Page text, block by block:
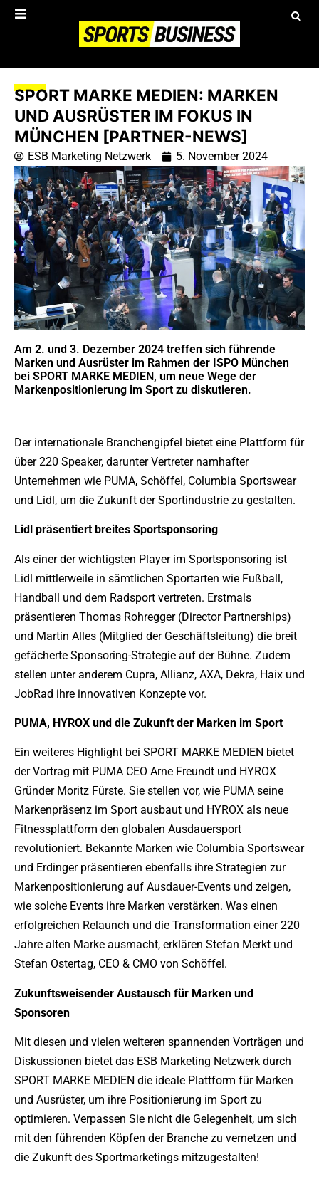
SPORT MARKE MEDIEN: MARKEN
UND AUSRÜSTER IM FOKUS IN
MÜNCHEN [PARTNER-NEWS]
ESB Marketing Netzwerk 5. November 2024
Am 2. und 3. Dezember 2024 treffen sich führende
Marken und Ausrüster im Rahmen der ISPO München
bei SPORT MARKE MEDIEN, um neue Wege der
Markenpositionierung im Sport zu diskutieren.
Der internationale Branchengipfel bietet eine Plattform für
über 220 Speaker, darunter Vertreter namhafter
Unternehmen wie PUMA, Schöffel, Columbia Sportswear
und Lidl, um die Zukunft der Sportindustrie zu gestalten.
Lidl präsentiert breites Sportsponsoring
Als einer der wichtigsten Player im Sportsponsoring ist
Lidl mittlerweile in sämtlichen Sportarten wie Fußball,
Handball und dem Radsport vertreten. Erstmals
präsentieren Thomas Rohregger (Director Partnerships)
und Martin Alles (Mitglied der Geschäftsleitung) die breit
gefächerte Sponsoring-Strategie auf der Bühne. Zudem
stellen unter anderem Cupra, Allianz, AXA, Dekra, Haix und
JobRad ihre innovativen Konzepte vor.
PUMA, HYROX und die Zukunft der Marken im Sport
Ein weiteres Highlight bei SPORT MARKE MEDIEN bietet
der Vortrag mit PUMA CEO Arne Freundt und HYROX
Gründer Moritz Fürste. Sie stellen vor, wie PUMA seine
Markenpräsenz im Sport ausbaut und HYROX als neue
Fitnessplattform den globalen Ausdauersport
revolutioniert. Bekannte Marken wie Columbia Sportswear
und Erdinger präsentieren ebenfalls ihre Strategien zur
Markenpositionierung auf Ausdauer-Events und zeigen,
wie solche Events ihre Marken verstärken. Was einen
erfolgreichen Relaunch und die Transformation einer 220
Jahre alten Marke ausmacht, erklären Stefan Merkt und
Stefan Ostertag, CEO & CMO von Schöffel.
Zukunftsweisender Austausch für Marken und
Sponsoren
Mit diesen und vielen weiteren spannenden Vorträgen und
Diskussionen bietet das ESB Marketing Netzwerk durch
SPORT MARKE MEDIEN die ideale Plattform für Marken
und Ausrüster, um ihre Positionierung im Sport zu
optimieren. Verpassen Sie nicht die Gelegenheit, um sich
mit den führenden Köpfen der Branche zu vernetzen und
die Zukunft des Sportmarketings mitzugestalten!